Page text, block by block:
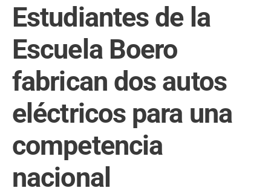
Estudiantes de la
Escuela Boero
fabrican dos autos
eléctricos para una
competencia
nacional